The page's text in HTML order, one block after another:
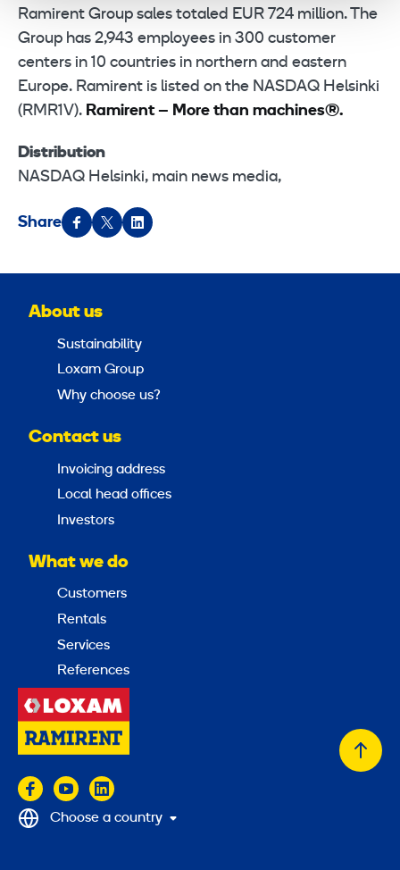
Ramirent Group sales totaled EUR 724 million. The
Group has 2,943 employees in 300 customer
centers in 10 countries in northern and eastern
Europe. Ramirent is listed on the NASDAQ Helsinki
(RMR1V). Ramirent – More than machines®.
Distribution
NASDAQ Helsinki, main news media,
Share
About us
Sustainability
Loxam Group
Why choose us?
Contact us
Invoicing address
Local head offices
Investors
What we do
Customers
Rentals
Services
References
Back
Choose a country